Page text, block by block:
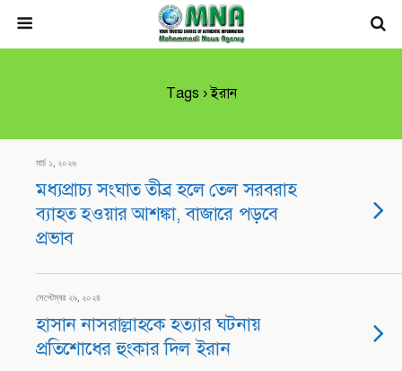
Tags › ইরান
মার্চ ১, ২০২৬
মধ্যপ্রাচ্য সংঘাত তীব্র হলে তেল সরবরাহ
ব্যাহত হওয়ার আশঙ্কা, বাজারে পড়বে
প্রভাব
সেপ্টেম্বর ২৯, ২০২৪
হাসান নাসরাল্লাহকে হত্যার ঘটনায়
প্রতিশোধের হুংকার দিল ইরান